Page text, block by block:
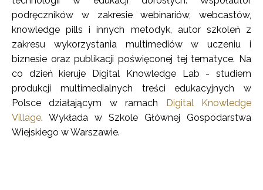
podręczników w zakresie webinariów, webcastów,
knowledge pills i innych metodyk, autor szkoleń z
zakresu wykorzystania multimediów w uczeniu i
biznesie oraz publikacji poświęconej tej tematyce. Na
co dzień kieruje Digital Knowledge Lab - studiem
produkcji multimedialnych treści edukacyjnych w
Polsce działającym w ramach Digital Knowledge
Village. Wykłada w Szkole Głównej Gospodarstwa
Wiejskiego w Warszawie.